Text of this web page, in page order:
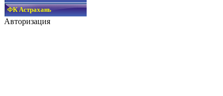
ФК Астрахань
Авторизация